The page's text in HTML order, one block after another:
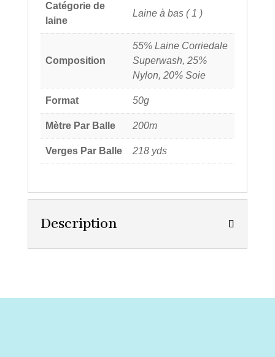
Catégorie de
laine
Laine à bas ( 1 )
Composition
55% Laine Corriedale
Superwash, 25%
Nylon, 20% Soie
Format 50g
Mètre Par Balle 200m
Verges Par Balle 218 yds
Description